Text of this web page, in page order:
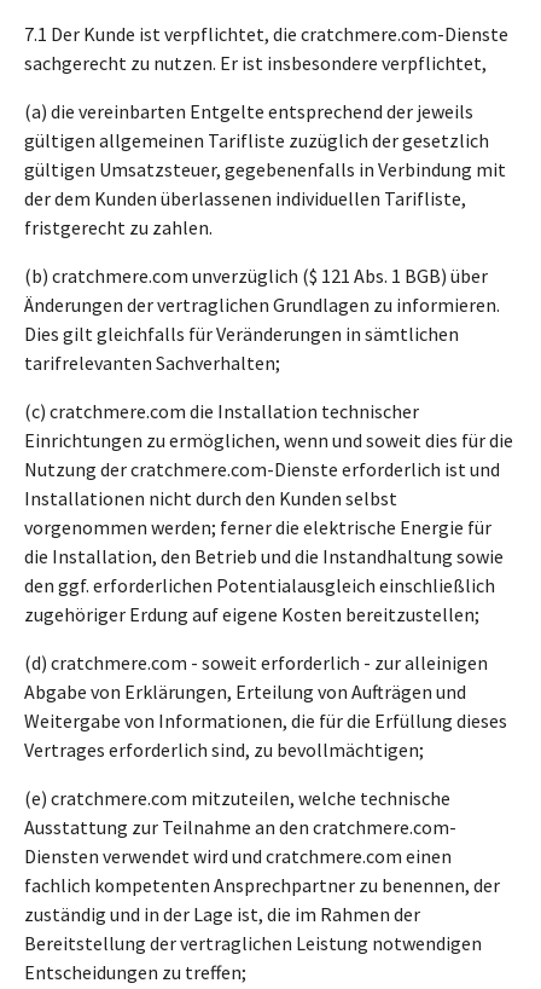
7.1 Der Kunde ist verpflichtet, die cratchmere.com-Dienste
sachgerecht zu nutzen. Er ist insbesondere verpflichtet,
(a) die vereinbarten Entgelte entsprechend der jeweils
gültigen allgemeinen Tarifliste zuzüglich der gesetzlich
gültigen Umsatzsteuer, gegebenenfalls in Verbindung mit
der dem Kunden überlassenen individuellen Tarifliste,
fristgerecht zu zahlen.
(b) cratchmere.com unverzüglich ($ 121 Abs. 1 BGB) über
Änderungen der vertraglichen Grundlagen zu informieren.
Dies gilt gleichfalls für Veränderungen in sämtlichen
tarifrelevanten Sachverhalten;
(c) cratchmere.com die Installation technischer
Einrichtungen zu ermöglichen, wenn und soweit dies für die
Nutzung der cratchmere.com-Dienste erforderlich ist und
Installationen nicht durch den Kunden selbst
vorgenommen werden; ferner die elektrische Energie für
die Installation, den Betrieb und die Instandhaltung sowie
den ggf. erforderlichen Potentialausgleich einschließlich
zugehöriger Erdung auf eigene Kosten bereitzustellen;
(d) cratchmere.com - soweit erforderlich - zur alleinigen
Abgabe von Erklärungen, Erteilung von Aufträgen und
Weitergabe von Informationen, die für die Erfüllung dieses
Vertrages erforderlich sind, zu bevollmächtigen;
(e) cratchmere.com mitzuteilen, welche technische
Ausstattung zur Teilnahme an den cratchmere.com-
Diensten verwendet wird und cratchmere.com einen
fachlich kompetenten Ansprechpartner zu benennen, der
zuständig und in der Lage ist, die im Rahmen der
Bereitstellung der vertraglichen Leistung notwendigen
Entscheidungen zu treffen;